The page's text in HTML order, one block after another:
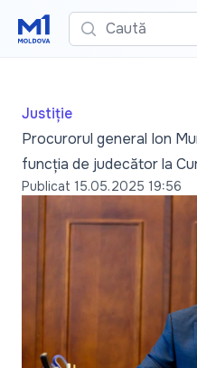
Caută
Justiție
Procurorul general Ion
funcția de judecător la
Publicat 15.05.2025 19:56